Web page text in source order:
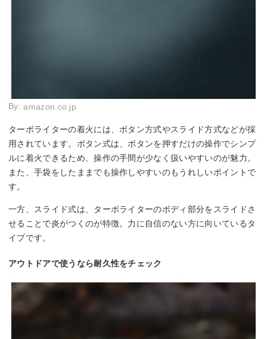
By:amazon.co.jp
ターボライターの着火には、ボタン方式やスライド方式などが採
用されています。ボタン式は、ボタンを押すだけの操作でシンプ
ルに着火できるため、操作の手間が少なく扱いやすいのが魅力。
また、手袋をしたままでも操作しやすいのもうれしいポイントで
す。
一方、スライド式は、ターボライターのボディ部分をスライドさ
せることで炎がつくのが特徴。力に自信のない方に向いているタ
イプです。
アウトドアで使うなら耐久性をチェック